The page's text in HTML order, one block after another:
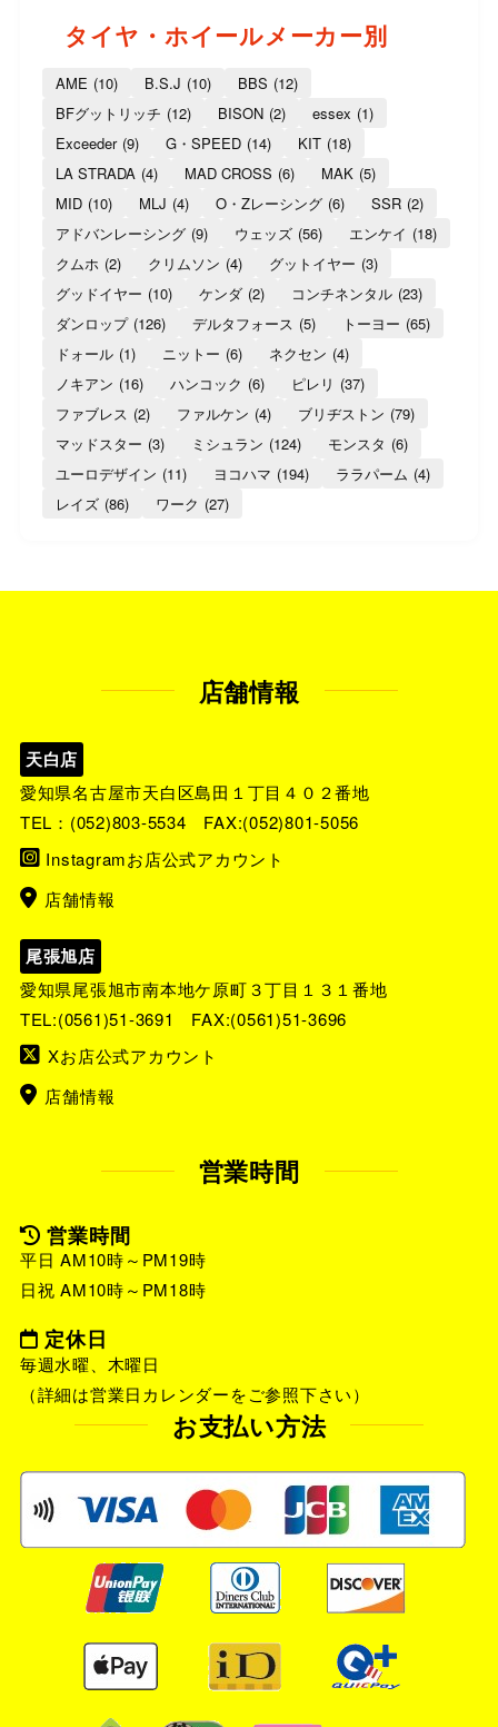
タイヤ・ホイールメーカー別
AME (10) B.S.J (10) BBS (12)
BFグットリッチ (12) BISON (2) essex (1)
Exceeder (9) G・SPEED (14) KIT (18)
LA STRADA (4) MAD CROSS (6) MAK (5)
MID (10) MLJ (4) O・Zレーシング (6) SSR (2)
アドバンレーシング (9) ウェッズ (56) エンケイ (18)
クムホ (2) クリムソン (4) グットイヤー (3)
グッドイヤー (10) ケンダ (2) コンチネンタル (23)
ダンロップ (126) デルタフォース (5) トーヨー (65)
ドォール (1) ニットー (6) ネクセン (4)
ノキアン (16) ハンコック (6) ピレリ (37)
ファブレス (2) ファルケン (4) ブリヂストン (79)
マッドスター (3) ミシュラン (124) モンスタ (6)
ユーロデザイン (11) ヨコハマ (194) ララパーム (4)
レイズ (86) ワーク (27)
店舗情報
天白店
愛知県名古屋市天白区島田１丁目４０２番地
TEL： (052)803-5534 FAX:(052)801-5056
Instagramお店公式アカウント
店舗情報
尾張旭店
愛知県尾張旭市南本地ケ原町３丁目１３１番地
TEL:(0561)51-3691
FAX:(0561)51-3696
Xお店公式アカウント
店舗情報
営業時間
営業時間
平日 AM10時～PM19時
日祝 AM10時～PM18時
定休日
毎週水曜、木曜日
（詳細は営業日カレンダーをご参照下さい）
お支払い方法